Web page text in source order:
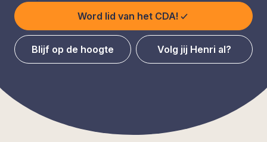
Word lid van het CDA!
Blijf op de hoogte Volg jij Henri al?